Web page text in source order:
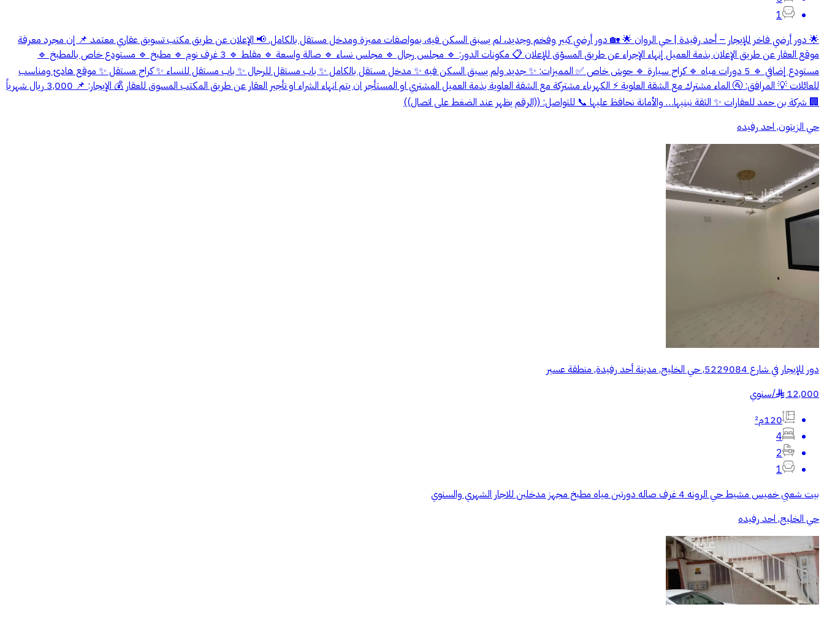
1
🌟 دور أرضي فاخر للإيجار – أحد رفيدة | حي الروان 🌟 🏡 دور أرضي كبير وفخم وجديد، لم يسبق السكن فيه، بمواصفات مميزة ومدخل مستقل بالكامل. 📢 الإعلان عن طريق مكتب تسويق عقاري معتمد 📌 إن مجرد معرفة
موقع العقار عن طريق الإعلان بذمة العميل إنهاء الإجراء عن طريق المسوّق للإعلان 📋 مكونات الدور: 🔹 مجلس رجال 🔹 مجلس نساء 🔹 صالة واسعة 🔹 مقلط 🔹 3 غرف نوم 🔹 مطبخ 🔹 مستودع خاص بالمطبخ 🔹
مستودع إضافي 🔹 5 دورات مياه 🔹 كراج سيارة 🔹 حوش خاص ✅ المميزات: ✨ جديد ولم يسبق السكن فيه ✨ مدخل مستقل بالكامل ✨ باب مستقل للرجال ✨ باب مستقل للنساء ✨ كراج مستقل ✨ موقع هادئ ومناسب
للعائلات 💡 المرافق: 🚰 الماء مشترك مع الشقة العلوية ⚡ الكهرباء مشتركة مع الشقة العلوية بذمة العميل المشتري او المستأجر ان يتم انهاء الشراء او تأجير العقار عن طريق المكتب المسوق للعقار 💰 الإيجار: 📌 3,000 ريال شهرياً
🏢 شركة بن حمد للعقارات ✨ الثقة نبنيها… والأمانة نحافظ عليها 📞 للتواصل: ((الرقم يظهر عند الضغط على اتصال))
حي الزيتون, احد رفيده
دور للإيجار في شارع 5229084, حي الخليج, مدينة أحد رفيدة, منطقة عسير
12,000
§
/سنوي
120م²
4
2
1
بيت شعبي خميس مشيط حي الرونه 4 غرف صاله دورتين مياه مطبخ مجهز مدخلين للاجار الشهري والسنوي
حي الخليج, احد رفيده